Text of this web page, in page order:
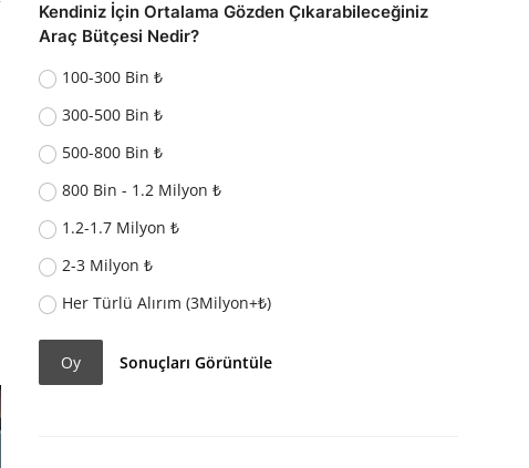
Kendiniz İçin Ortalama Gözden Çıkarabileceğiniz
Araç Bütçesi Nedir?
100-300 Bin ₺
300-500 Bin ₺
500-800 Bin ₺
800 Bin - 1.2 Milyon ₺
1.2-1.7 Milyon ₺
2-3 Milyon ₺
Her Türlü Alırım (3Milyon+₺)
Oy Sonuçları Görüntüle